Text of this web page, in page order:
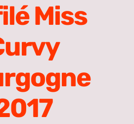
Miss